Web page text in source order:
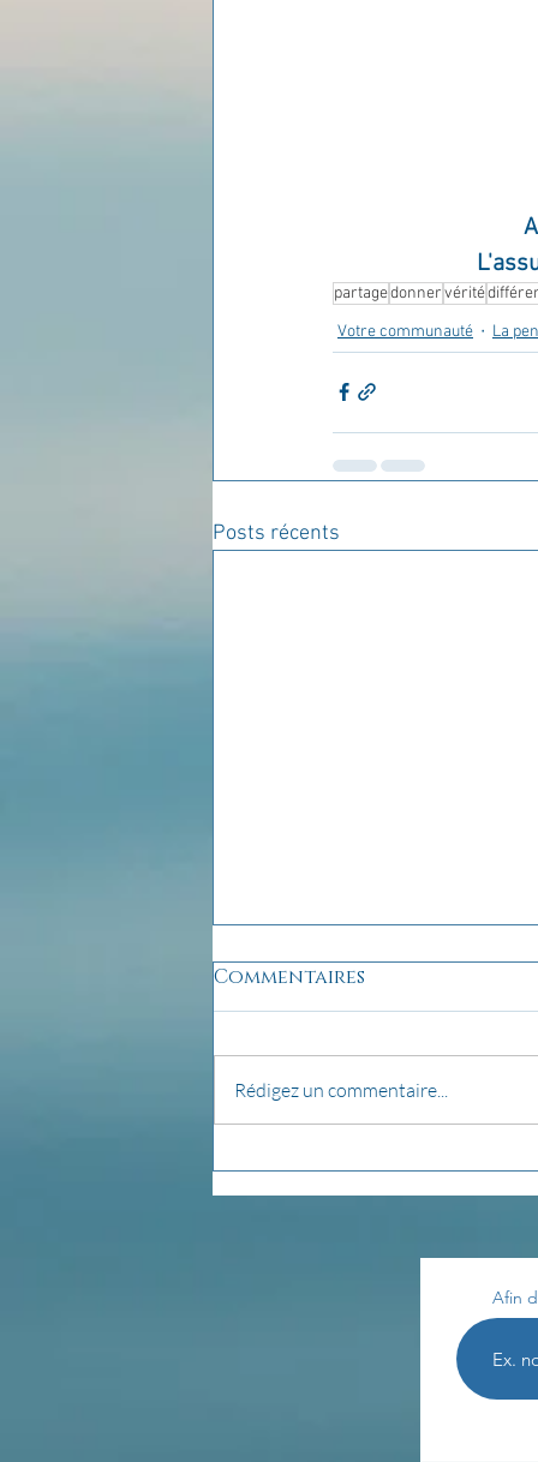
partagedonnervérité
Votre communauté
La
Posts récents
pensée du jour...
Commentaires
Rédigez un commentaire...
Afin